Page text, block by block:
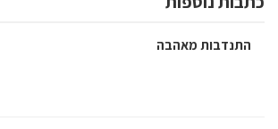
התנדבות מאהבה